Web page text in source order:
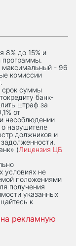
8% до 15% и
программы.
максимальный - 96
комиссии
срок суммы
банк-
штраф за
от
несоблюдении
нарушителе
должников и
(Лицензия ЦБ
условиях не
положениями
получения
указанных
к
рекламную